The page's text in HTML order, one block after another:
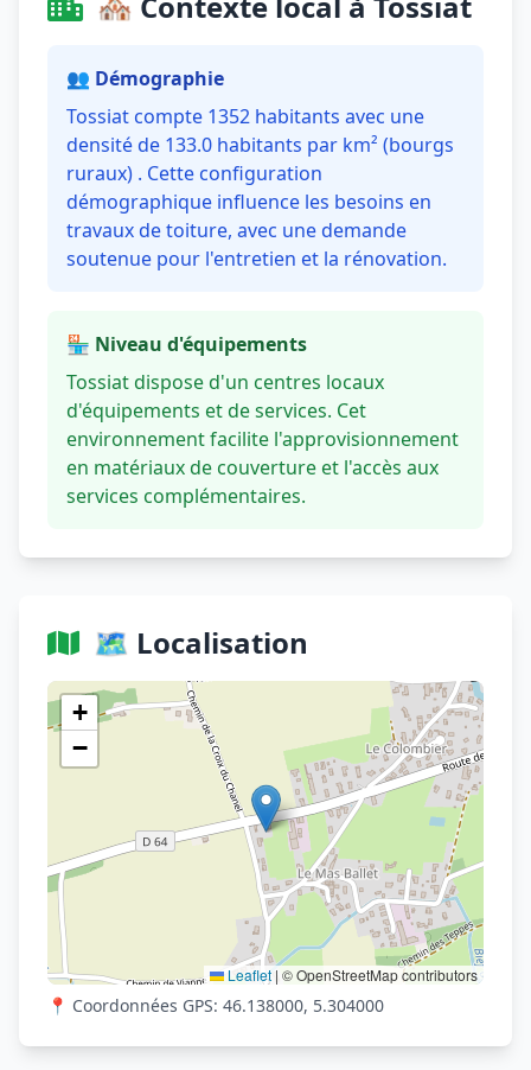
👥 Démographie
Tossiat compte 1352 habitants avec une
densité de 133.0 habitants par km² (bourgs
ruraux) . Cette configuration
démographique influence les besoins en
travaux de toiture, avec une demande
soutenue pour l'entretien et la rénovation.
🏪 Niveau d'équipements
Tossiat dispose d'un centres locaux
d'équipements et de services. Cet
environnement facilite l'approvisionnement
en matériaux de couverture et l'accès aux
services complémentaires.
🗺️ Localisation
+
−
Leaflet | © OpenStreetMap contributors
Voir sur OpenStreetMap
📍 Coordonnées GPS: 46.138000, 5.304000